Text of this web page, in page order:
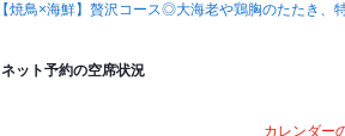
【焼鳥×海鮮】贅沢コース◎大海老や鶏胸のたたき、
ネット予約の空席状況
カレンダー